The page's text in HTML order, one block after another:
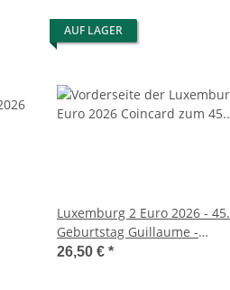
AUF LAGER
Luxemburg 2 Euro 2026 - 45.
Geburtstag Guillaume -
Coincard
26,50 € *